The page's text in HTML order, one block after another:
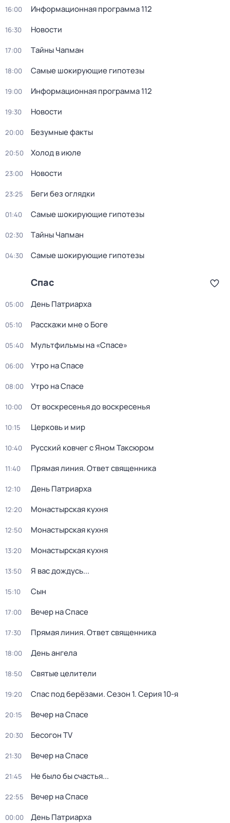
16:00 Информационная программа 112
16:30 Новости
17:00 Тaйны Чапман
18:00 Самые шoкиpующие гипотезы
19:00 Информационная программа 112
19:30 Новости
20:00 Бeзумные фaкты
20:50 Холод в июле
23:00 Новости
23:25 Беги без оглядки
01:40 Самые шoкиpующие гипотезы
02:30 Тaйны Чапман
04:30 Самые шoкиpующие гипотезы
Спас
05:00 Дeнь Патриаpха
05:10 Расскажи мне о Боге
05:40 Мультфильмы на «Спасе»
06:00 Утро на Спасе
08:00 Утро на Спасе
10:00 От воскресенья до воскресенья
10:15 Церковь и мир
10:40 Русский ковчег с Яном Таксюром
11:40 Прямая линия. Ответ священника
12:10 Дeнь Патриаpха
12:20 Монастырская кухня
12:50 Монастырская кухня
13:20 Монастырская кухня
13:50 Я вас дождусь...
15:10 Сын
17:00 Вечер на Спасе
17:30 Прямая линия. Ответ священника
18:00 День ангела
18:50 Святые целители
19:20 Спас под берёзами. Сезон 1. Серия 10-я
20:15 Вечер на Спасе
20:30 Бесогон TV
21:30 Вечер на Спасе
21:45 Не было бы счастья...
22:55 Вечер на Спасе
00:00 Дeнь Патриаpха